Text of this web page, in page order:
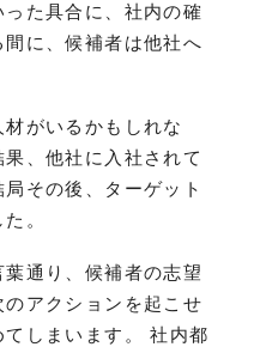
た具合に、社内の確
に、候補者は他社へ
がいるかもしれな
、他社に入社されて
その後、ターゲット
。
葉通り、候補者の志望
アクションを起こせ
しまいます。 社内都